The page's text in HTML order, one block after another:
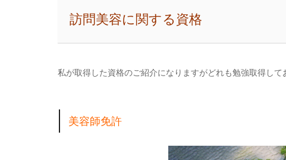
訪問美容に関する資格
私が取得した資格のご紹介になりますがどれも勉強取得して
美容師免許